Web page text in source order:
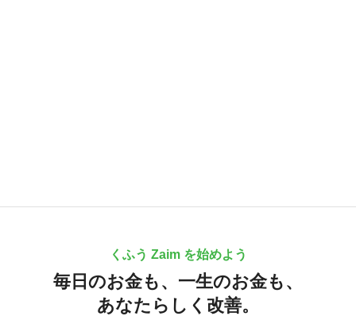
くふう Zaim を始めよう
毎日のお金も、 一生のお金も、
あなたらしく改善。